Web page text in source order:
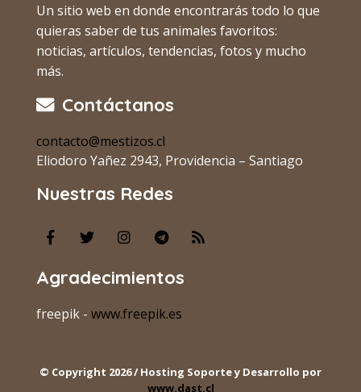
Un sitio web en donde encontrarás todo lo que
quieras saber de tus animales favoritos:
noticias, artículos, tendencias, fotos y mucho
más.
Contáctanos
contacto@mestizos.cl
Eliodoro Yañez 2943, Providencia – Santiago
Nuestras Redes
Agradecimientos
freepik - www.freepik.es
© Copyright 2026 / Hosting Soporte y Desarrollo por
www.dast.cl